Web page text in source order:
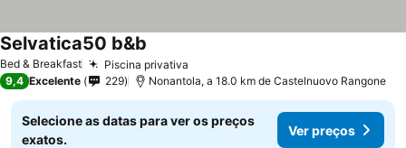
Bed & Breakfast Piscina privativa
Selvatica50 b&b
9,4 Excelente 229 Nonantola, a 18.0 km de Castelnuovo Rangone
Selecione as datas para ver os preços
exatos.
Ver preços